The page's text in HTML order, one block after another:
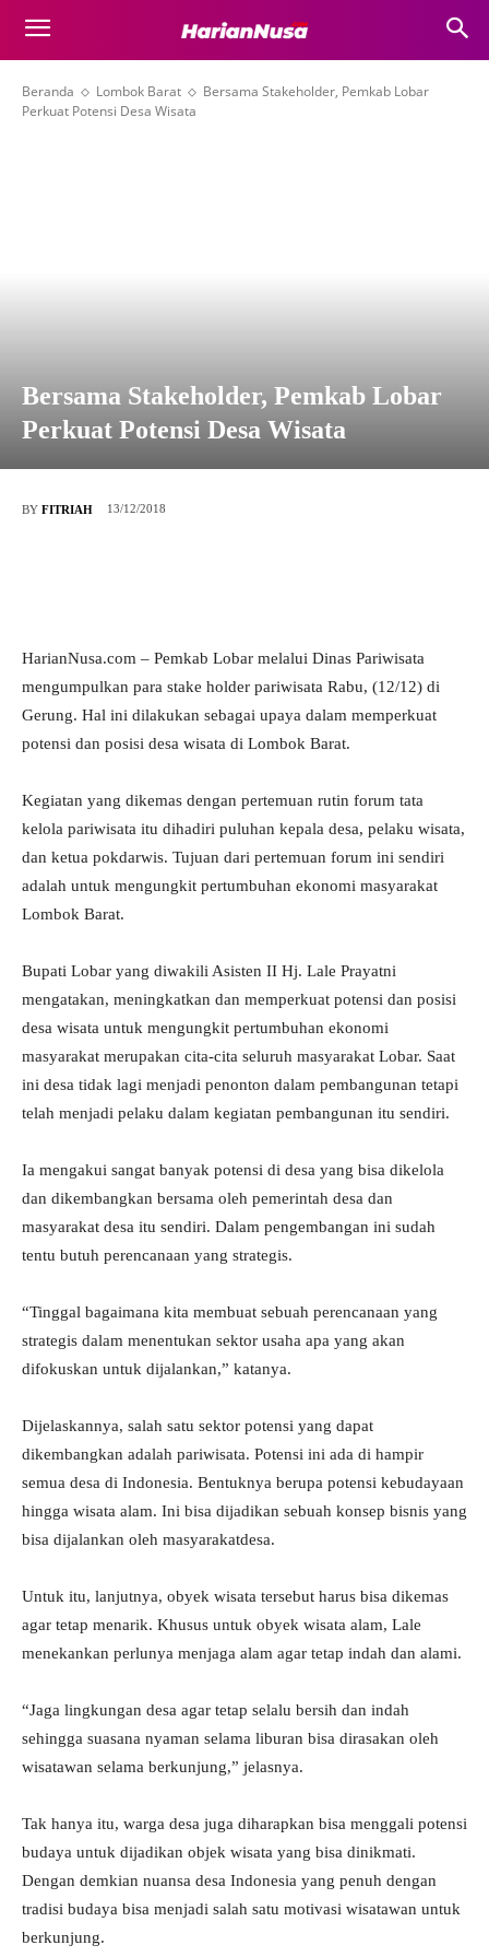
Beranda Lombok Barat
Bersama Stakeholder, Pemkab Lobar
Perkuat Potensi Desa Wisata
Bersama Stakeholder, Pemkab Lobar
Perkuat Potensi Desa Wisata
BY FITRIAH 13/12/2018
HarianNusa.com – Pemkab Lobar melalui Dinas Pariwisata
mengumpulkan para stake holder pariwisata Rabu, (12/12) di
Gerung. Hal ini dilakukan sebagai upaya dalam memperkuat
potensi dan posisi desa wisata di Lombok Barat.
Kegiatan yang dikemas dengan pertemuan rutin forum tata
kelola pariwisata itu dihadiri puluhan kepala desa, pelaku wisata,
dan ketua pokdarwis. Tujuan dari pertemuan forum ini sendiri
adalah untuk mengungkit pertumbuhan ekonomi masyarakat
Lombok Barat.
Bupati Lobar yang diwakili Asisten II Hj. Lale Prayatni
mengatakan, meningkatkan dan memperkuat potensi dan posisi
desa wisata untuk mengungkit pertumbuhan ekonomi
masyarakat merupakan cita-cita seluruh masyarakat Lobar. Saat
ini desa tidak lagi menjadi penonton dalam pembangunan tetapi
telah menjadi pelaku dalam kegiatan pembangunan itu sendiri.
Ia mengakui sangat banyak potensi di desa yang bisa dikelola
dan dikembangkan bersama oleh pemerintah desa dan
masyarakat desa itu sendiri. Dalam pengembangan ini sudah
tentu butuh perencanaan yang strategis.
“Tinggal bagaimana kita membuat sebuah perencanaan yang
strategis dalam menentukan sektor usaha apa yang akan
difokuskan untuk dijalankan,” katanya.
Dijelaskannya, salah satu sektor potensi yang dapat
dikembangkan adalah pariwisata. Potensi ini ada di hampir
semua desa di Indonesia. Bentuknya berupa potensi kebudayaan
hingga wisata alam. Ini bisa dijadikan sebuah konsep bisnis yang
bisa dijalankan oleh masyarakatdesa.
Untuk itu, lanjutnya, obyek wisata tersebut harus bisa dikemas
agar tetap menarik. Khusus untuk obyek wisata alam, Lale
menekankan perlunya menjaga alam agar tetap indah dan alami.
“Jaga lingkungan desa agar tetap selalu bersih dan indah
sehingga suasana nyaman selama liburan bisa dirasakan oleh
wisatawan selama berkunjung,” jelasnya.
Tak hanya itu, warga desa juga diharapkan bisa menggali potensi
budaya untuk dijadikan objek wisata yang bisa dinikmati.
Dengan demkian nuansa desa Indonesia yang penuh dengan
tradisi budaya bisa menjadi salah satu motivasi wisatawan untuk
berkunjung.